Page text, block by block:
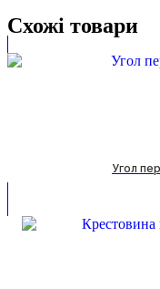
Схожі товари
Угол